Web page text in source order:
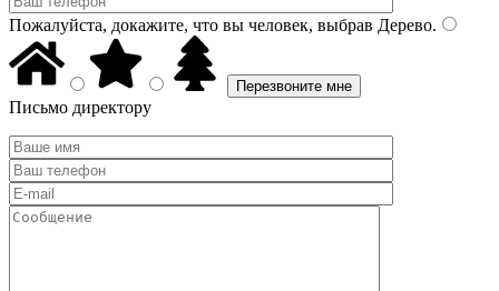
Пожалуйста, докажите, что вы человек, выбрав Дерево.
Письмо директору